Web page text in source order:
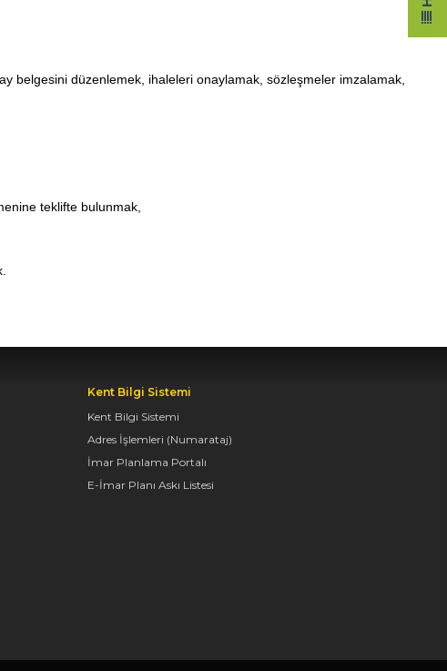
belgesini düzenlemek, ihaleleri onaylamak, sözleşmeler imzalamak,
teklifte bulunmak,
Kent Bilgi Sistemi
Kent Bilgi Sistemi
Adres İşlemleri (Numarataj)
İmar Planlama Portalı
E-İmar Planı Askı Listesi